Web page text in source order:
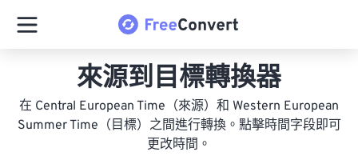
來源到目標轉換器
在 Central European Time（來源）和 Western European
Summer Time（目標）之間進行轉換。點擊時間字段即可
更改時間。